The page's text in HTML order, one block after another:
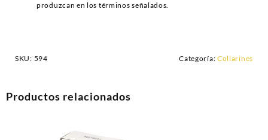
produzcan en los términos señalados.
SKU: 594 Categoría: Collarines
Productos relacionados